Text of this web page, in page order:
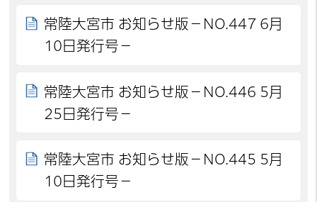
常陸大宮市 お知らせ版－NO.447 6月
10日発行号－
常陸大宮市 お知らせ版－NO.446 5月
25日発行号－
常陸大宮市 お知らせ版－NO.445 5月
10日発行号－